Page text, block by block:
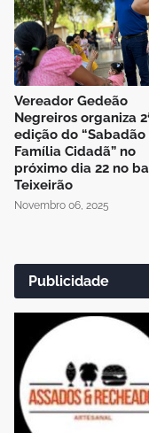
Vereador Gedeão
Negreiros organiza
edição do “Sabadão
Família Cidadã” no
próximo dia 22 no
Teixeirão
Novembro 06, 2025
Publicidade